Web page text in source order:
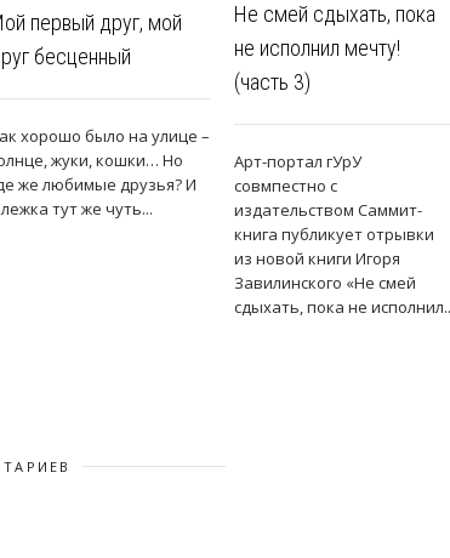
первый друг, мой
бесценный
хорошо было на улице –
жуки, кошки… Но
же любимые друзья? И
тут же чуть...
Не смей сдыхать, пока
не исполнил мечту!
(часть 3)
Арт-портал гУрУ
совмпестно с
издательством Саммит-
книга публикует отрывки
из новой книги Игоря
Завилинского «Не смей
сдыхать, пока не